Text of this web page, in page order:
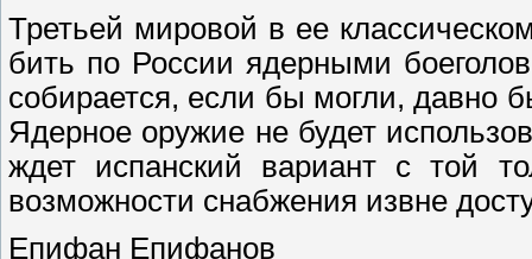
Третьей мировой в ее
бить по России ядерными
собирается, если бы могли, давно
Ядерное оружие не будет
ждет испанский вариант с той
возможности снабжения извне
Епифан Епифанов